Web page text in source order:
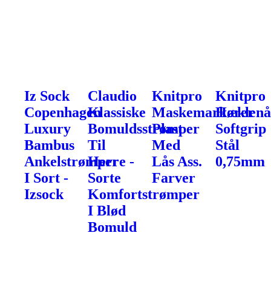
Iz Sock
Copenhagen
Luxury
Bambus
Ankelstrømper
I Sort -
Izsock
Claudio
Klassiske
Bomuldsstrømper
Til
Herre -
Sorte
Komfortstrømper
I Blød
Bomuld
Knitpro
Maskemarkører
Plast
Med
Lås Ass.
Farver
Knitpro
Softgrip
Stål
0,75mm